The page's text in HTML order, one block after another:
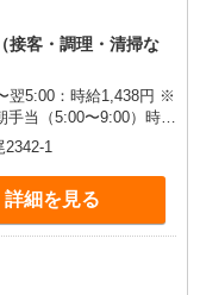
接客・調理・清掃な
翌5:00：時給1,438円 ※
当（5:00〜9:00）時給
2342-1
詳細を見る